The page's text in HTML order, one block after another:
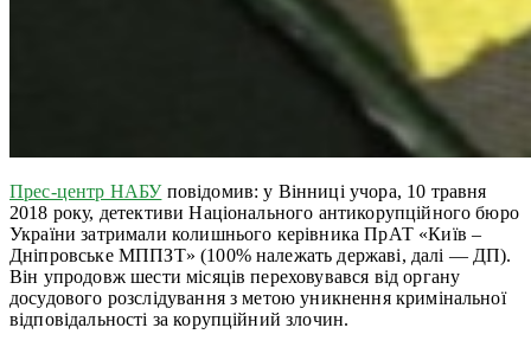
Прес-центр НАБУповідомив: у Вінниці учора, 10 травня
2018 року, детективи Національного антикорупційного бюро
України затримали колишнього керівника ПрАТ «Київ –
Дніпровське МППЗТ» (100% належать державі, далі — ДП).
Він упродовж шести місяців переховувався від органу
досудового розслідування з метою уникнення кримінальної
відповідальності за корупційний злочин.